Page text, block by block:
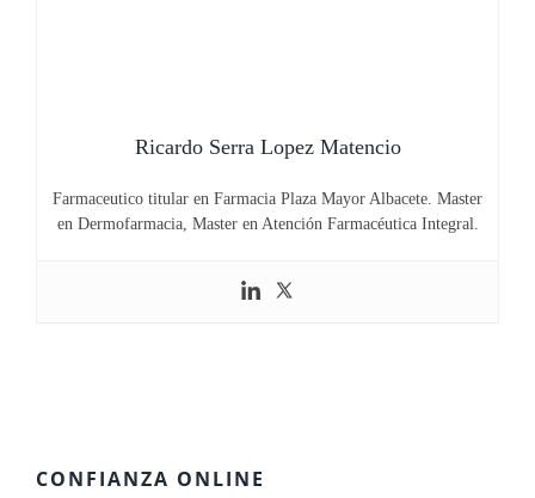
Ricardo Serra Lopez Matencio
Farmaceutico titular en Farmacia Plaza Mayor Albacete. Master
en Dermofarmacia, Master en Atención Farmacéutica Integral.
CONFIANZA ONLINE